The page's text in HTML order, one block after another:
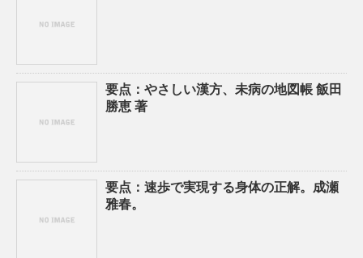
要点：やさしい漢方、未病の地図帳 飯田
勝恵 著
要点：速歩で実現する身体の正解。成瀬
雅春。